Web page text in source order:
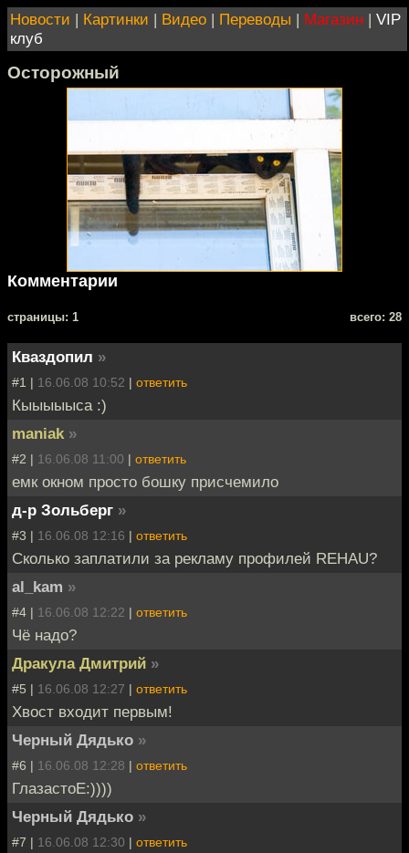
Новости | Картинки | Видео | Переводы | Магазин | VIP
клуб
Осторожный
Комментарии
cтраницы: 1 всего: 28
Кваздопил »
#1 | 16.06.08 10:52 | ответить
Кыыыыыса :)
maniak »
#2 | 16.06.08 11:00 | ответить
емк окном просто бошку присчемило
д-р Зольберг »
#3 | 16.06.08 12:16 | ответить
Сколько заплатили за рекламу профилей REHAU?
al_kam »
#4 | 16.06.08 12:22 | ответить
Чё надо?
Дракула Дмитрий »
#5 | 16.06.08 12:27 | ответить
Хвост входит первым!
Черный Дядько »
#6 | 16.06.08 12:28 | ответить
ГлазастоЕ:))))
Черный Дядько »
#7 | 16.06.08 12:30 | ответить